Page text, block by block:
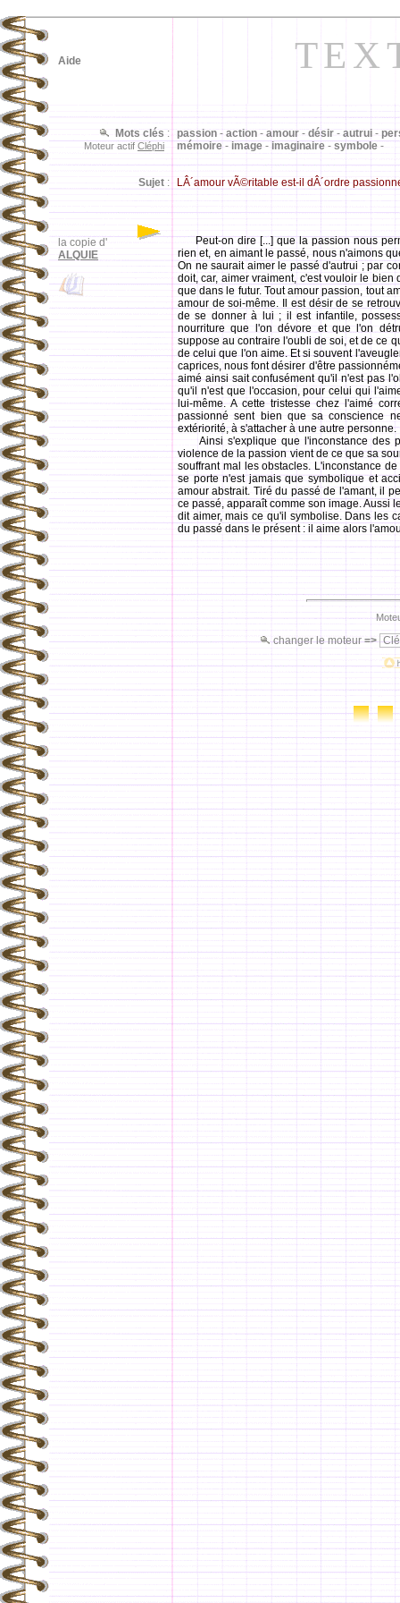
la copie d'
ALQUIE
passion - action - amour - désir - autrui -
mémoire - image - imaginaire - symbole -
Mots clés :
Moteur actif Cléphi
Sujet : LÂ´amour vÃ©ritable est-il dÂ´ordre
Aide
Peut-on dire [...] que la passion nous
rien et, en aimant le passé, nous n'aimons
On ne saurait aimer le passé d'autrui ; par
doit, car, aimer vraiment, c'est vouloir le
que dans le futur. Tout amour passion, tout
amour de soi-même. Il est désir de se
de se donner à lui ; il est infantile,
nourriture que l'on dévore et que l'on
suppose au contraire l'oubli de soi, et de ce
de celui que l'on aime. Et si souvent
caprices, nous font désirer d'être
aimé ainsi sait confusément qu'il n'est pas
qu'il n'est que l'occasion, pour celui qui
lui-même. A cette tristesse chez l'aimé
passionné sent bien que sa conscience
extériorité, à s'attacher à une autre personne.
Ainsi s'explique que l'inconstance des
violence de la passion vient de ce que sa
souffrant mal les obstacles. L'inconstance
se porte n'est jamais que symbolique et
amour abstrait. Tiré du passé de l'amant, il
ce passé, apparaît comme son image. Aussi
dit aimer, mais ce qu'il symbolise. Dans les
du passé dans le présent : il aime alors
changer le moteur=>